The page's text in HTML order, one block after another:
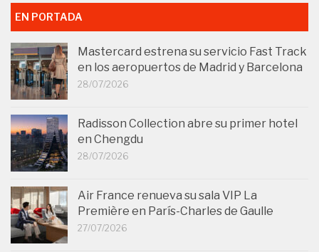
EN PORTADA
Mastercard estrena su servicio Fast Track
en los aeropuertos de Madrid y Barcelona
28/07/2026
Radisson Collection abre su primer hotel
en Chengdu
28/07/2026
Air France renueva su sala VIP La
Première en París-Charles de Gaulle
27/07/2026